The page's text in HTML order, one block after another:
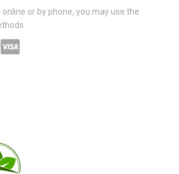
or by phone, you may use the